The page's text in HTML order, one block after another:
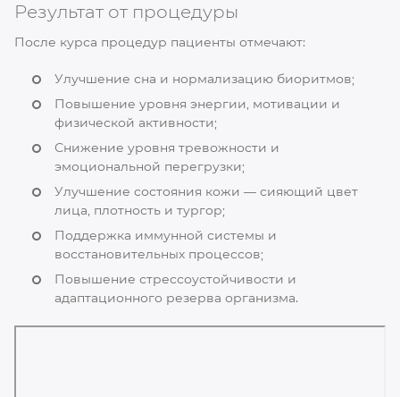
Результат от процедуры
После курса процедур пациенты отмечают:
Улучшение сна и нормализацию биоритмов;
Повышение уровня энергии, мотивации и
физической активности;
Снижение уровня тревожности и
эмоциональной перегрузки;
Улучшение состояния кожи — сияющий цвет
лица, плотность и тургор;
Поддержка иммунной системы и
восстановительных процессов;
Повышение стрессоустойчивости и
адаптационного резерва организма.